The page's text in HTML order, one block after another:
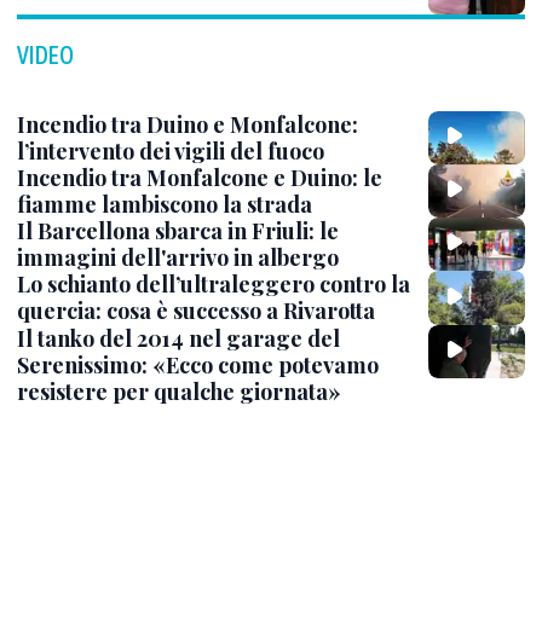
VIDEO
Incendio tra Duino e Monfalcone:
l’intervento dei vigili del fuoco
Incendio tra Monfalcone e Duino: le
fiamme lambiscono la strada
Il Barcellona sbarca in Friuli: le
immagini dell'arrivo in albergo
Lo schianto dell’ultraleggero contro la
quercia: cosa è successo a Rivarotta
Il tanko del 2014 nel garage del
Serenissimo: «Ecco come potevamo
resistere per qualche giornata»